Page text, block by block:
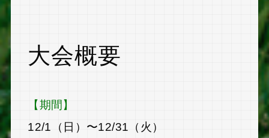
大会概要
【期間】
12/1（日）〜12/31（火）